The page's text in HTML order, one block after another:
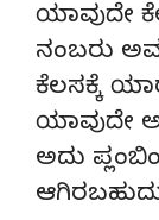
ಯಾವುದೇ
ನಂಬರು
ಕೆಲಸಕ್ಕೆ
ಯಾವುದೇ
ಅದು